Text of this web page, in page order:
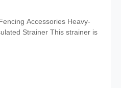
Accessories Heavy-
Strainer This strainer is